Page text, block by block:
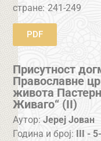
стране: 241-249
PDF
Присутност
Православне
живота
Живаго“ (II)
Аутор: Јереј Јован
Година и број: III -